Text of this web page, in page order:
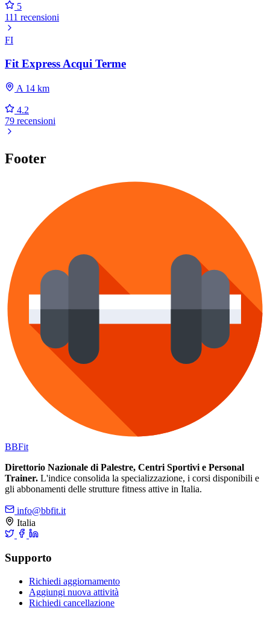
5
111 recensioni
FI
Fit Express Acqui Terme
A 14 km
4.2
79 recensioni
Footer
BBFit
Direttorio Nazionale di Palestre, Centri Sportivi e Personal
Trainer. L'indice consolida la specializzazione, i corsi disponibili e
gli abbonamenti delle strutture fitness attive in Italia.
info@bbfit.it
Italia
Supporto
Richiedi aggiornamento
Aggiungi nuova attività
Richiedi cancellazione